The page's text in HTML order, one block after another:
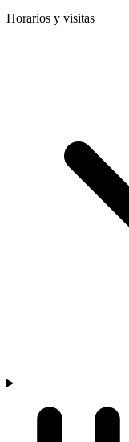
Horarios y visitas